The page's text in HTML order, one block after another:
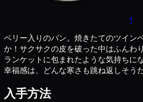
1
ベリー入りのパン。焼きたてのツイン
か！サクサクの皮を破った中はふんわ
ランケットに包まれたような気持ちに
幸福感は、どんな寒さも跳ね返しそうだ
入手方法